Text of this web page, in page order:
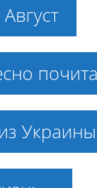
Украины